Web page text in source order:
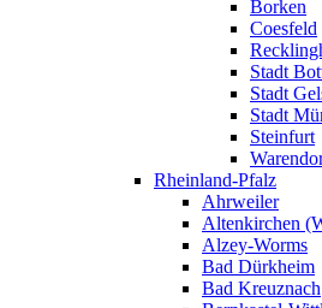
Borken
Coesfeld
Stadt
Stadt
Stadt
Steinfurt
Rheinland-Pfalz
Ahrweiler
Altenkirchen
Alzey-Worms
Bad Dürkheim
Bad Kreuznach